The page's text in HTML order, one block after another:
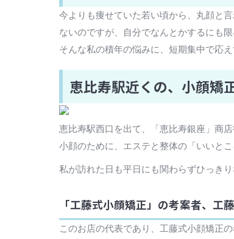
今よりも痩せていた若い頃から、丸顔と
ないのですが、自分でなんとかするにも限
そんな私の積年の悩みに、短期集中で応
恵比寿駅近くの、小顔矯
恵比寿駅西口を出て、「恵比寿銀座」商
小顔のために、エステと整体の「いいと
私が訪れた日も平日にも関わらずひっき
「工藤式小顔矯正」の考案者、工
このお店の代表であり、工藤式小顔矯正の